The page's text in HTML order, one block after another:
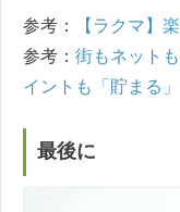
参考：
【ラクマ】
参考： 街もネット
イントも「貯まる」
最後に